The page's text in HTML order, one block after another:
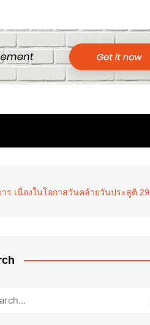
ร เนื่องในโอกาสวันคล้ายวันประสูติ 29